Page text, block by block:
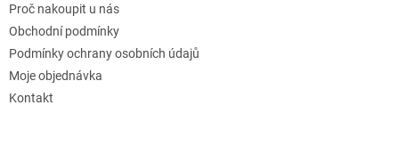
Proč nakoupit u nás
Obchodní podmínky
Podmínky ochrany osobních údajů
Moje objednávka
Kontakt